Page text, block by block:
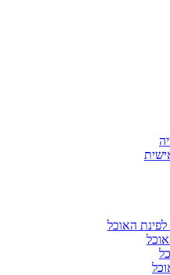
האוכל